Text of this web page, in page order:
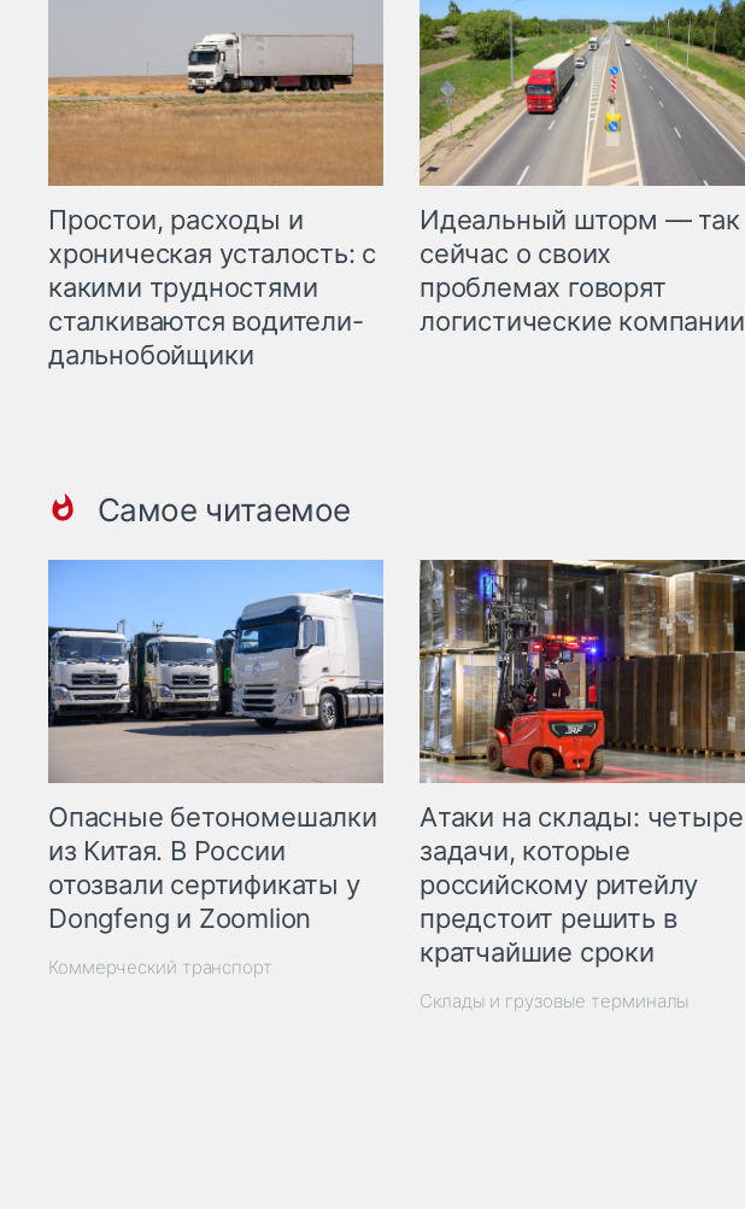
Простои, расходы и
хроническая усталость: с
какими трудностями
сталкиваются водители-
дальнобойщики
Идеальный шторм — так
сейчас о своих
проблемах говорят
логистические компании
Самое читаемое
Опасные бетономешалки
из Китая. В России
отозвали сертификаты у
Dongfeng и Zoomlion
Коммерческий транспорт
Атаки на склады: четыре
задачи, которые
российскому ритейлу
предстоит решить в
кратчайшие сроки
Склады и грузовые терминалы